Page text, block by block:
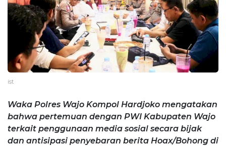
ist
Waka Polres Wajo Kompol Hardjoko mengatakan
bahwa pertemuan dengan PWI Kabupaten Wajo
terkait penggunaan media sosial secara bijak
dan antisipasi penyebaran berita Hoax/Bohong di